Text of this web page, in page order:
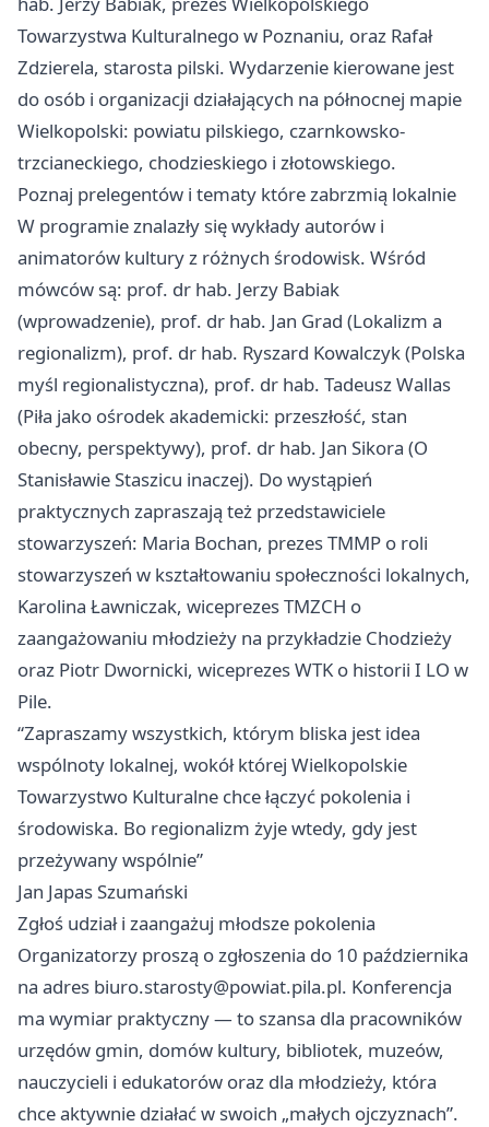
Towarzystwa Kulturalnego w Poznaniu, oraz Rafał
Zdzierela, starosta pilski. Wydarzenie kierowane jest
do osób i organizacji działających na północnej mapie
Wielkopolski: powiatu pilskiego, czarnkowsko-
trzcianeckiego, chodzieskiego i złotowskiego.
Poznaj prelegentów i tematy które zabrzmią lokalnie
W programie znalazły się wykłady autorów i
animatorów kultury z różnych środowisk. Wśród
mówców są: prof. dr hab. Jerzy Babiak
(wprowadzenie), prof. dr hab. Jan Grad (Lokalizm a
regionalizm), prof. dr hab. Ryszard Kowalczyk (Polska
myśl regionalistyczna), prof. dr hab. Tadeusz Wallas
(Piła jako ośrodek akademicki: przeszłość, stan
obecny, perspektywy), prof. dr hab. Jan Sikora (O
Stanisławie Staszicu inaczej). Do wystąpień
praktycznych zapraszają też przedstawiciele
stowarzyszeń: Maria Bochan, prezes TMMP o roli
stowarzyszeń w kształtowaniu społeczności lokalnych,
Karolina Ławniczak, wiceprezes TMZCH o
zaangażowaniu młodzieży na przykładzie Chodzieży
oraz Piotr Dwornicki, wiceprezes WTK o historii I LO w
Pile.
“Zapraszamy wszystkich, którym bliska jest idea
wspólnoty lokalnej, wokół której Wielkopolskie
Towarzystwo Kulturalne chce łączyć pokolenia i
środowiska. Bo regionalizm żyje wtedy, gdy jest
przeżywany wspólnie”
Jan Japas Szumański
Zgłoś udział i zaangażuj młodsze pokolenia
Organizatorzy proszą o zgłoszenia do 10 października
na adres biuro.starosty@powiat.pila.pl. Konferencja
ma wymiar praktyczny — to szansa dla pracowników
urzędów gmin, domów kultury, bibliotek, muzeów,
nauczycieli i edukatorów oraz dla młodzieży, która
chce aktywnie działać w swoich „małych ojczyznach”.